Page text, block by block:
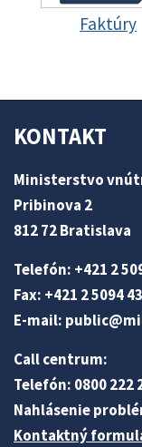
Faktúry
KONTAKT
Ministerstvo
Pribinova 2
812 72 Bratislava
Telefón: +421 2
Fax: +421 2 5094
E-mail:
Call centrum:
Telefón: 0800 222
Nahlásenie
Kontaktný